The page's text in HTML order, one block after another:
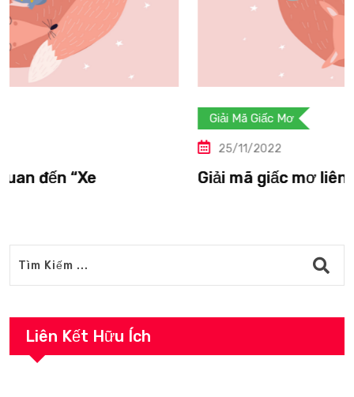
Giải mã giấc mơ liên quan đến “Vượn”.
Liên Kết Hữu Ích